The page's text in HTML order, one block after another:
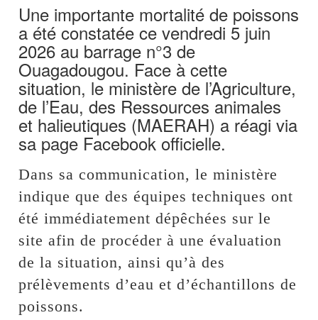
Une importante mortalité de poissons
a été constatée ce vendredi 5 juin
2026 au barrage n°3 de
Ouagadougou. Face à cette
situation, le ministère de l’Agriculture,
de l’Eau, des Ressources animales
et halieutiques (MAERAH) a réagi via
sa page Facebook officielle.
Dans sa communication, le ministère
indique que des équipes techniques ont
été immédiatement dépêchées sur le
site afin de procéder à une évaluation
de la situation, ainsi qu’à des
prélèvements d’eau et d’échantillons de
poissons.